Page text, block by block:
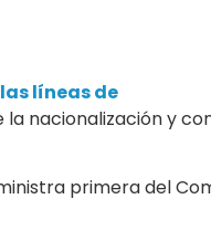
líneas de
la nacionalización y
primera del